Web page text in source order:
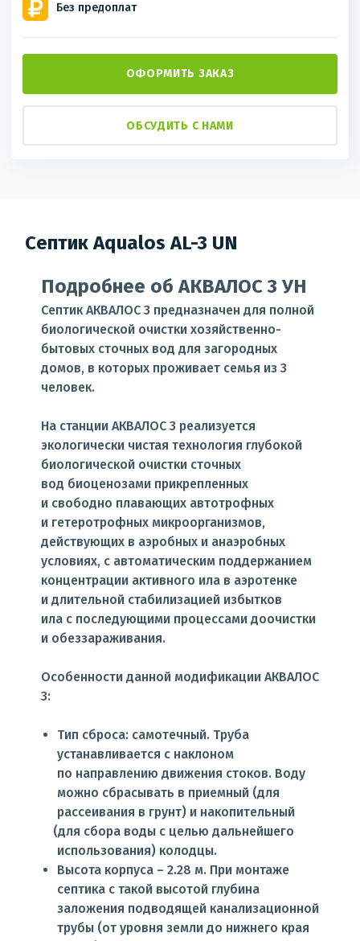
Без предоплат
ОФОРМИТЬ ЗАКАЗ
ОБСУДИТЬ С НАМИ
Септик Aqualos AL-3 UN
Подробнее об АКВАЛОС 3 УН
Септик АКВАЛОС 3 предназначен для полной
биологической очистки хозяйственно-
бытовых сточных вод для загородных
домов, в которых проживает семья из 3
человек.
На станции АКВАЛОС 3 реализуется
экологически чистая технология глубокой
биологической очистки сточных
вод биоценозами прикрепленных
и свободно плавающих автотрофных
и гетеротрофных микроорганизмов,
действующих в аэробных и анаэробных
условиях, с автоматическим поддержанием
концентрации активного ила в аэротенке
и длительной стабилизацией избытков
ила с последующими процессами доочистки
и обеззараживания.
Особенности данной модификации АКВАЛОС
3:
Тип сброса: самотечный. Труба
устанавливается с наклоном
по направлению движения стоков. Воду
можно сбрасывать в приемный (для
рассеивания в грунт) и накопительный
(для сбора воды с целью дальнейшего
использования) колодцы.
Высота корпуса – 2.28 м. При монтаже
септика с такой высотой глубина
заложения подводящей канализационной
трубы (от уровня земли до нижнего края